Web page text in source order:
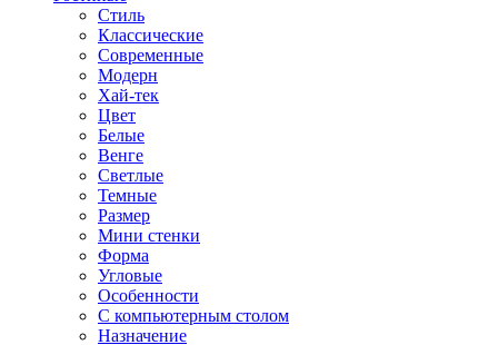
Стиль
Классические
Современные
Модерн
Хай-тек
Цвет
Белые
Венге
Светлые
Темные
Размер
Мини стенки
Форма
Угловые
Особенности
С компьютерным столом
Назначение